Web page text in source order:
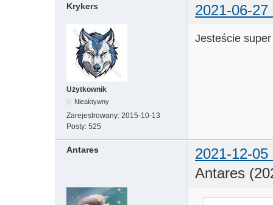
Krykers 2021-06-27
Użytkownik
Nieaktywny
Zarejestrowany: 2015-10-13
Posty: 525
Jesteście
Antares
2021-12-05
Antares